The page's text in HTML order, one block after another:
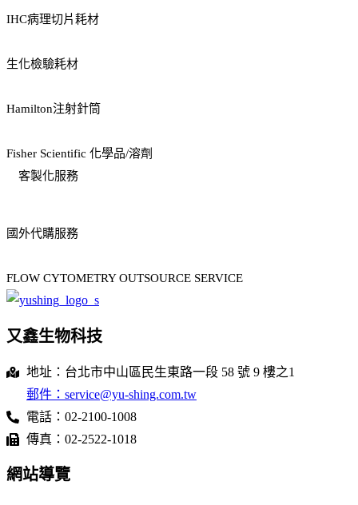
IHC病理切片耗材
生化檢驗耗材
Hamilton注射針筒
Fisher Scientific 化學品/溶劑
客製化服務
國外代購服務
FLOW CYTOMETRY OUTSOURCE SERVICE
又鑫生物科技
地址：台北市中山區民生東路一段 58 號 9 樓之1
郵件：service@yu-shing.com.tw
電話：02-2100-1008
傳真：02-2522-1018
網站導覽